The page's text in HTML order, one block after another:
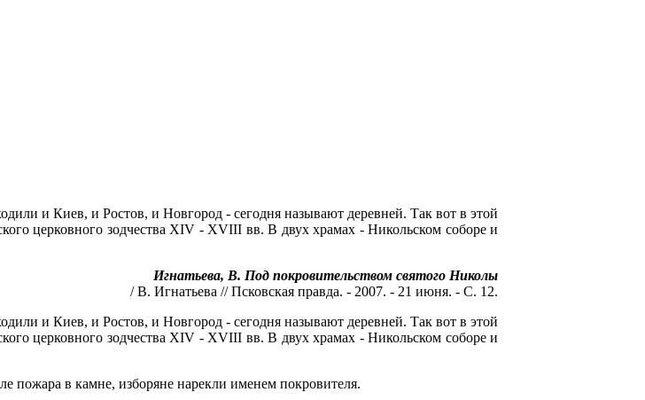
и Киев, и Ростов, и Новгород - сегодня называют деревней. Так вот в этой
церковного зодчества XIV - XVIII вв. В двух храмах - Никольском соборе и
Игнатьева, В. Под покровительством святого Николы
/ В. Игнатьева // Псковская правда. - 2007. - 21 июня. - С. 12.
и Киев, и Ростов, и Новгород - сегодня называют деревней. Так вот в этой
церковного зодчества XIV - XVIII вв. В двух храмах - Никольском соборе и
пожара в камне, изборяне нарекли именем покровителя.